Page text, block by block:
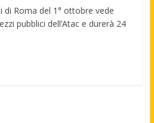
Roma del 1° ottobre vede
pubblici dell’Atac e durerà 24